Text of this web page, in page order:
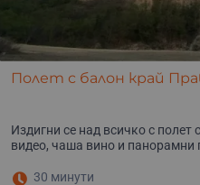
Полет с балон край
Издигни се над всичко с полет
видео, чаша вино и панорамни
30 минути